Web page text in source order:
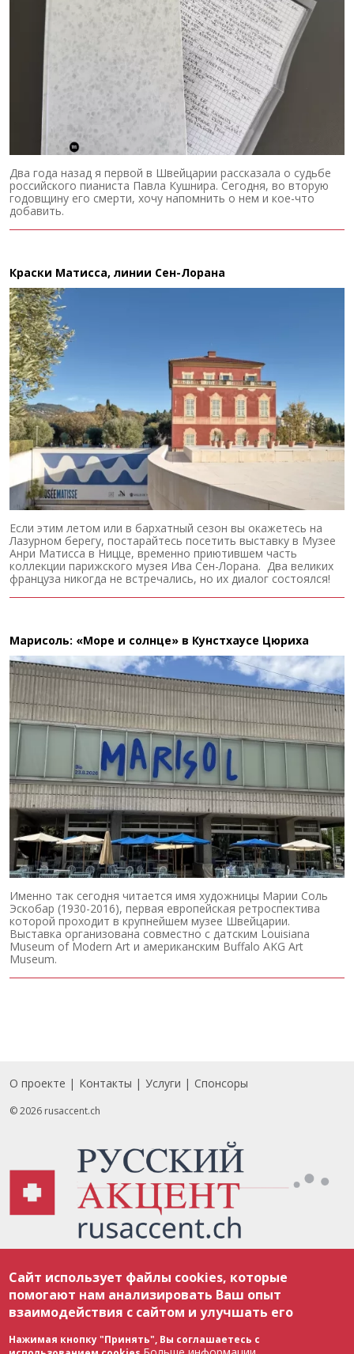
Два года назад я первой в Швейцарии рассказала о судьбе
российского пианиста Павла Кушнира. Сегодня, во вторую
годовщину его смерти, хочу напомнить о нем и кое-что
добавить.
Краски Матисса, линии Сен-Лорана
Если этим летом или в бархатный сезон вы окажетесь на
Лазурном берегу, постарайтесь посетить выставку в Музее
Анри Матисса в Ницце, временно приютившем часть
коллекции парижского музея Ива Сен-Лорана. Два великих
француза никогда не встречались, но их диалог состоялся!
Марисоль: «Море и солнце» в Кунстхаусе Цюриха
Именно так сегодня читается имя художницы Марии Соль
Эскобар (1930-2016), первая европейская ретроспектива
которой проходит в крупнейшем музее Швейцарии.
Выставка организована совместно с датским Louisiana
Museum of Modern Art и американским Buffalo AKG Art
Museum.
Footer
О проекте Контакты Услуги Спонсоры
© 2026 rusaccent.ch
соответствии с законодательством Швейцарии об авторском праве и
международными соглашениями. Полное или частичное использование
материалов возможно только с разрешения редакции. В случае полного
или частичного воспроизведения материалов сайта rusaccent.ch,
ОБЯЗАТЕЛЬНА АКТИВНАЯ ГИПЕРССЫЛКА на конкретный заимствованный
текст. Фотоизображения, размещенные редакцией rusaccent.ch, являются
ее исключительной собственностью. Полное или частичное
Сайт использует файлы cookies, которые
помогают нам анализировать Ваш опыт
взаимодействия с сайтом и улучшать его
Нажимая кнопку "Принять", Вы соглашаетесь с